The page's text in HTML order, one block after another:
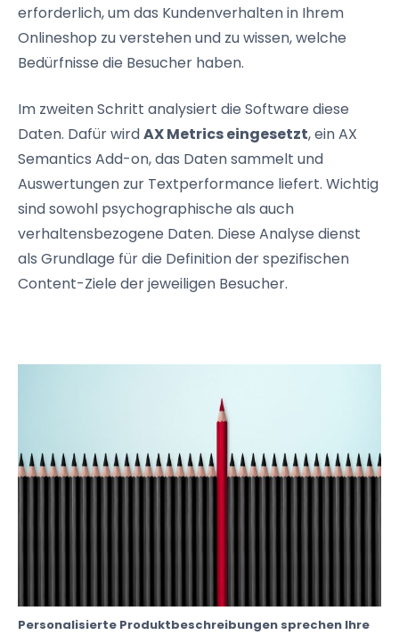
erforderlich, um das Kundenverhalten in Ihrem
Onlineshop zu verstehen und zu wissen, welche
Bedürfnisse die Besucher haben.
Im zweiten Schritt analysiert die Software diese
Daten. Dafür wirdAX Metrics eingesetzt, ein AX
Semantics Add-on, das Daten sammelt und
Auswertungen zur Textperformance liefert. Wichtig
sind sowohl psychographische als auch
verhaltensbezogene Daten. Diese Analyse dienst
als Grundlage für die Definition der spezifischen
Content-Ziele der jeweiligen Besucher.
Personalisierte Produktbeschreibungen sprechen Ihre